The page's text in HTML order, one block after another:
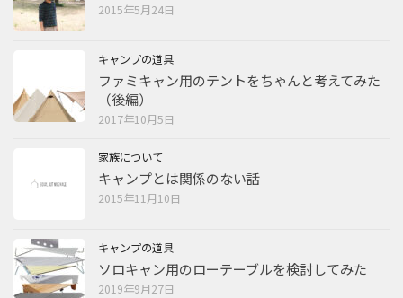
2015年5月24日
キャンプの道具
ファミキャン用のテントをちゃんと考えてみた
（後編）
2017年10月5日
家族について
キャンプとは関係のない話
2015年11月10日
キャンプの道具
ソロキャン用のローテーブルを検討してみた
2019年9月27日